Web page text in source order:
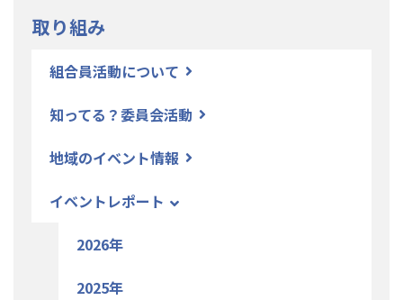
取り組み
組合員活動について
知ってる？委員会活動
地域のイベント情報
イベントレポート
2026年
2025年